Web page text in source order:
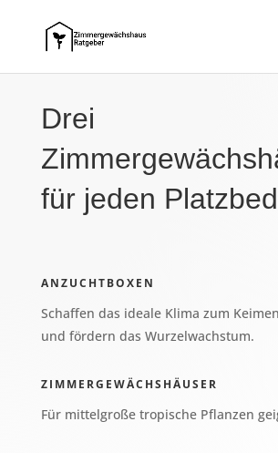
Drei
für jeden
ANZUCHTBOXEN
Schaffen das ideale Klima zum
und fördern das Wurzelwachstum.
ZIMMERGEWÄCHSHÄUSER
Für mittelgroße tropische Pflanzen